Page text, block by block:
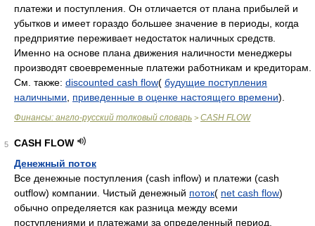
платежи и поступления. Он отличается от плана прибылей и
убытков и имеет гораздо большее значение в периоды, когда
предприятие переживает недостаток наличных средств.
Именно на основе плана движения наличности менеджеры
производят своевременные платежи работникам и кредиторам.
См. также: discounted cash flow( будущие поступления
наличными
приведенные в оценке настоящего времени).
Финансы: англо-русский толковый словарь > CASH FLOW
5
CASH FLOW
Денежный поток
Все денежные поступления (cash inflow) и платежи (cash
outflow) компании. Чистый денежный поток( net cash flow)
обычно определяется как разница между всеми
поступлениями и платежами за определенный период.